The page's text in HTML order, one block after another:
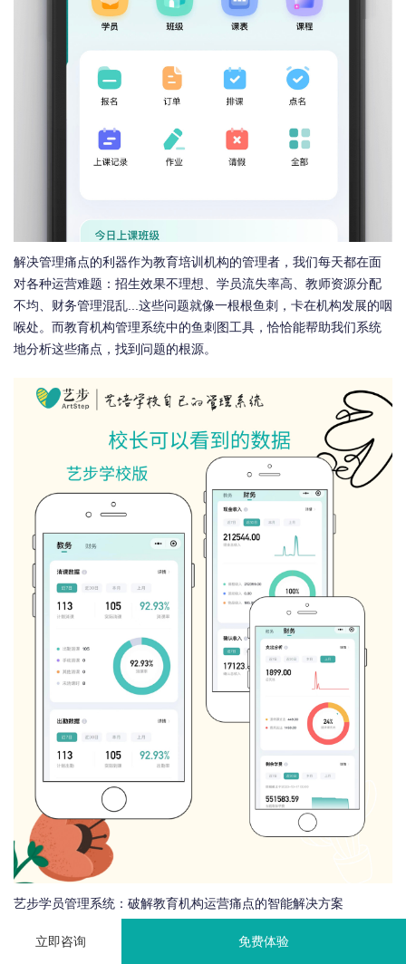
解决管理痛点的利器作为教育培训机构的管理者，我们每天都在面
对各种运营难题：招生效果不理想、学员流失率高、教师资源分配
不均、财务管理混乱...这些问题就像一根根鱼刺，卡在机构发展的咽
喉处。而教育机构管理系统中的鱼刺图工具，恰恰能帮助我们系统
地分析这些痛点，找到问题的根源。
艺步学员管理系统：破解教育机构运营痛点的智能解决方案
立即咨询 免费体验